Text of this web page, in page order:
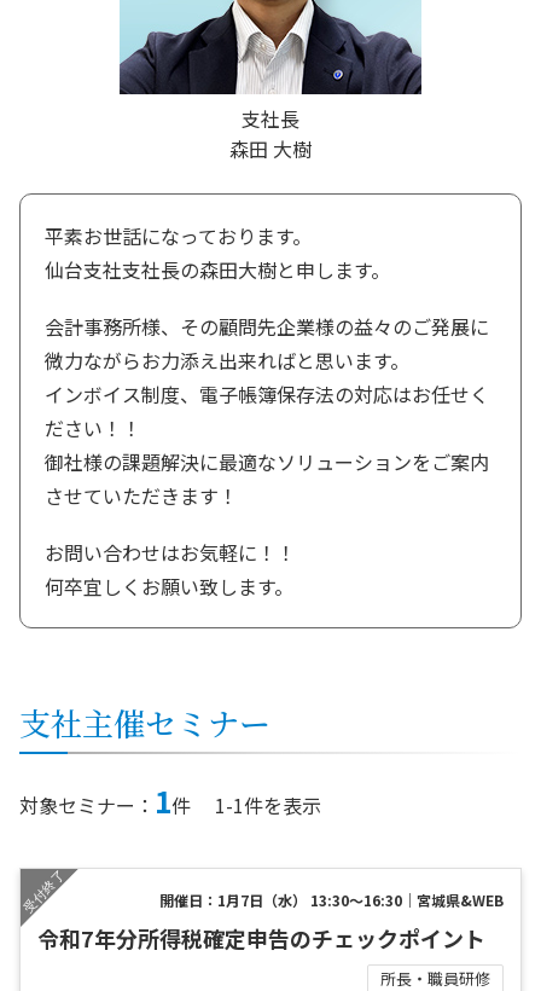
支社長
森田 大樹
平素お世話になっております。
仙台支社支社長の森田大樹と申します。
会計事務所様、その顧問先企業様の益々のご発展に
微力ながらお力添え出来ればと思います。
インボイス制度、電子帳簿保存法の対応はお任せく
ださい！！
御社様の課題解決に最適なソリューションをご案内
させていただきます！
お問い合わせはお気軽に！！
何卒宜しくお願い致します。
支社主催セミナー
対象セミナー： 1件 1-1件を表示
開催日：1月7日（水） 13:30～16:30｜宮城県&WEB
令和7年分所得税確定申告のチェックポイント
所長・職員研修